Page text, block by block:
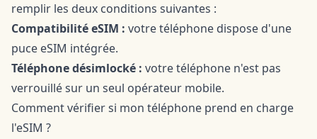
remplir les deux conditions suivantes :
Compatibilité eSIM : votre téléphone dispose d'une
puce eSIM intégrée.
Téléphone désimlocké : votre téléphone n'est pas
verrouillé sur un seul opérateur mobile.
Comment vérifier si mon téléphone prend en charge
l'eSIM ?